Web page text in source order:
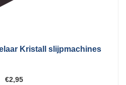
Kristall slijpmachines
€2,95